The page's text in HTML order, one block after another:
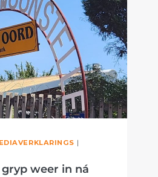
|
weer in ná